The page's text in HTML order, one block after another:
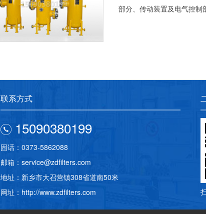
部分、传动装置及电气控制
联系方式
15090380199
固话：0373-5862088
邮箱：service@zdfilters.com
地址：新乡市大召营镇308省道南50米
网址：http://www.zdfilters.com